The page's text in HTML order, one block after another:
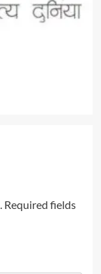
Required fields